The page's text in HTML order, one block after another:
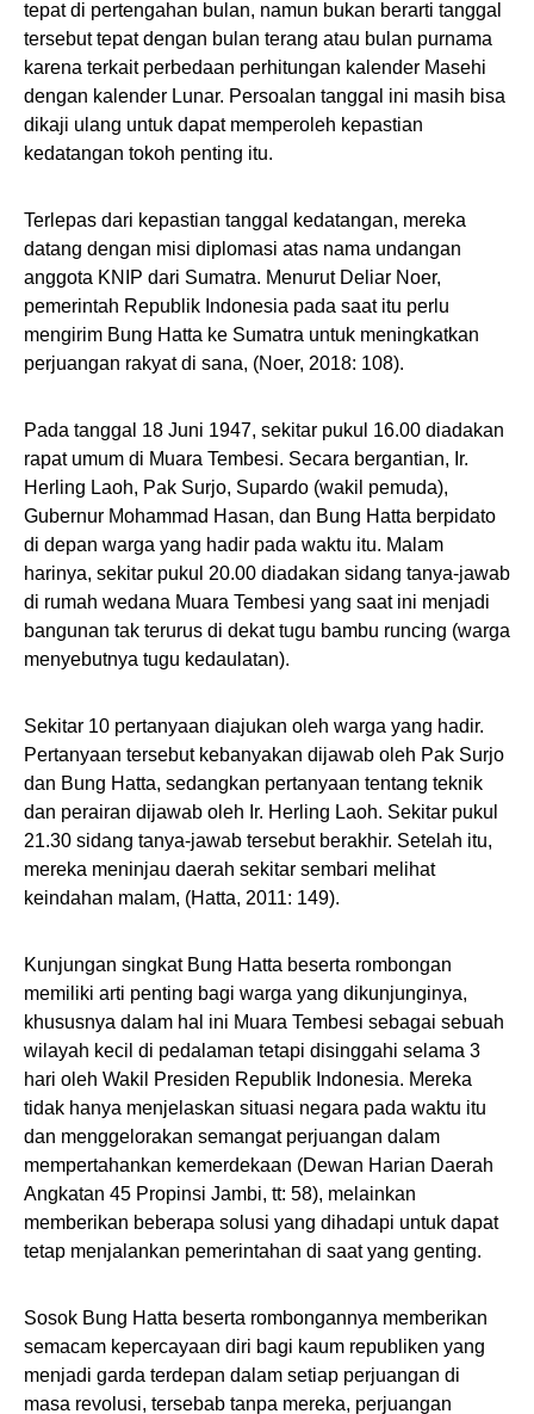
tepat di pertengahan bulan, namun bukan berarti tanggal
tersebut tepat dengan bulan terang atau bulan purnama
karena terkait perbedaan perhitungan kalender Masehi
dengan kalender Lunar. Persoalan tanggal ini masih bisa
dikaji ulang untuk dapat memperoleh kepastian
kedatangan tokoh penting itu.
Terlepas dari kepastian tanggal kedatangan, mereka
datang dengan misi diplomasi atas nama undangan
anggota KNIP dari Sumatra. Menurut Deliar Noer,
pemerintah Republik Indonesia pada saat itu perlu
mengirim Bung Hatta ke Sumatra untuk meningkatkan
perjuangan rakyat di sana, (Noer, 2018: 108).
Pada tanggal 18 Juni 1947, sekitar pukul 16.00 diadakan
rapat umum di Muara Tembesi. Secara bergantian, Ir.
Herling Laoh, Pak Surjo, Supardo (wakil pemuda),
Gubernur Mohammad Hasan, dan Bung Hatta berpidato
di depan warga yang hadir pada waktu itu. Malam
harinya, sekitar pukul 20.00 diadakan sidang tanya-jawab
di rumah wedana Muara Tembesi yang saat ini menjadi
bangunan tak terurus di dekat tugu bambu runcing (warga
menyebutnya tugu kedaulatan).
Sekitar 10 pertanyaan diajukan oleh warga yang hadir.
Pertanyaan tersebut kebanyakan dijawab oleh Pak Surjo
dan Bung Hatta, sedangkan pertanyaan tentang teknik
dan perairan dijawab oleh Ir. Herling Laoh. Sekitar pukul
21.30 sidang tanya-jawab tersebut berakhir. Setelah itu,
mereka meninjau daerah sekitar sembari melihat
keindahan malam, (Hatta, 2011: 149).
Kunjungan singkat Bung Hatta beserta rombongan
memiliki arti penting bagi warga yang dikunjunginya,
khususnya dalam hal ini Muara Tembesi sebagai sebuah
wilayah kecil di pedalaman tetapi disinggahi selama 3
hari oleh Wakil Presiden Republik Indonesia. Mereka
tidak hanya menjelaskan situasi negara pada waktu itu
dan menggelorakan semangat perjuangan dalam
mempertahankan kemerdekaan (Dewan Harian Daerah
Angkatan 45 Propinsi Jambi, tt: 58), melainkan
memberikan beberapa solusi yang dihadapi untuk dapat
tetap menjalankan pemerintahan di saat yang genting.
Sosok Bung Hatta beserta rombongannya memberikan
semacam kepercayaan diri bagi kaum republiken yang
menjadi garda terdepan dalam setiap perjuangan di
masa revolusi, tersebab tanpa mereka, perjuangan